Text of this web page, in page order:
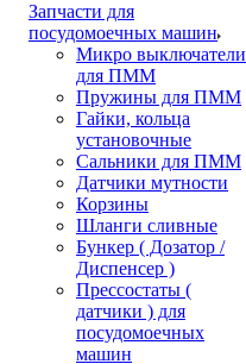
Запчасти для
посудомоечных машин
Микро выключатели
для ПММ
Пружины для ПММ
Гайки, кольца
установочные
Сальники для ПММ
Датчики мутности
Корзины
Шланги сливные
Бункер ( Дозатор /
Диспенсер )
Прессостаты (
датчики ) для
посудомоечных
машин